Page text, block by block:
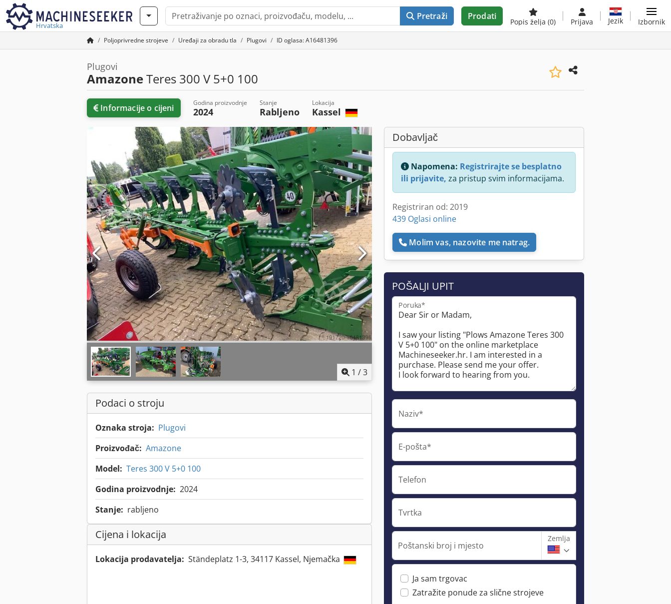
Hrvatska
Pretraži Prodati
Popis želja (0) Prijava Jezik Izbornik
Poljoprivredne strojeve Uređaji za obradu tla Plugovi ID oglasa: A16481396
Plugovi
AmazoneTeres 300 V 5+0 100
Informacije o cijeni Godina proizvodnje
2024
Stanje
Rabljeno
Lokacija
Kassel
1 /3
Podaci o stroju
Oznaka stroja: Plugovi
Proizvođač: Amazone
Model: Teres 300 V 5+0 100
Godina proizvodnje: 2024
Stanje: rabljeno
Cijena i lokacija
Lokacija prodavatelja: Ständeplatz 1-3, 34117 Kassel, Njemačka
Dobavljač
Napomena: Registrirajte se besplatno
ili prijavite, za pristup svim informacijama.
Registriran od: 2019
439 Oglasi online
Molim vas, nazovite me natrag.
POŠALJI UPIT
Poruka*
Naziv*
E-pošta*
Telefon
Tvrtka
Poštanski broj i mjesto
Zemlja
Ja sam trgovac
Zatražite ponude za slične strojeve